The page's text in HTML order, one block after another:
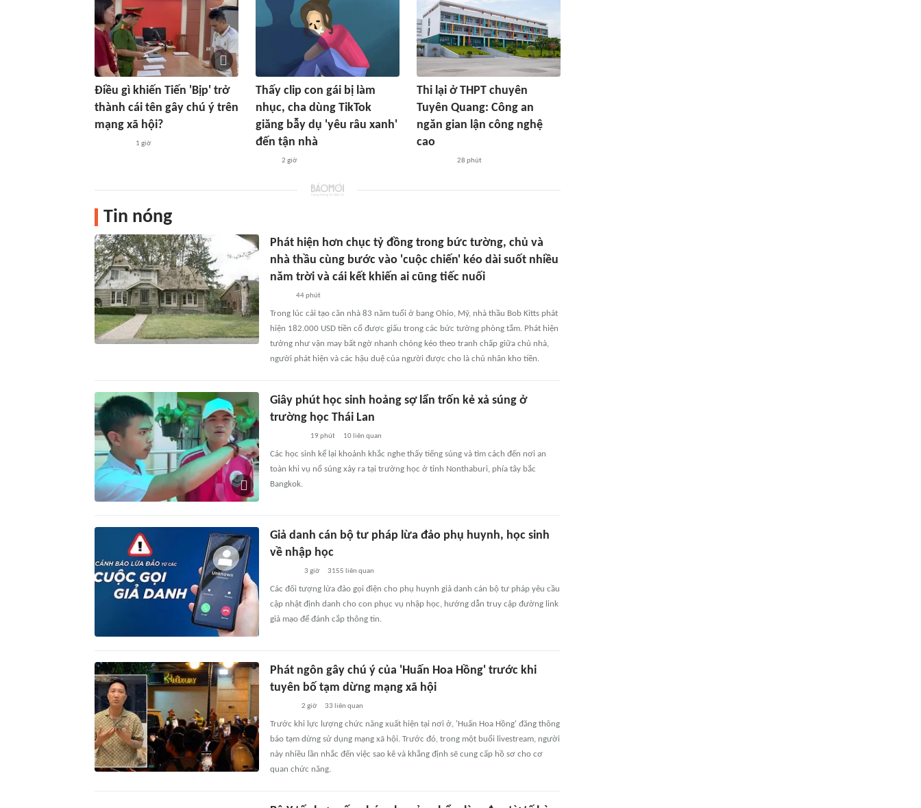
Điều gì khiến Tiến 'Bịp' trở
thành cái tên gây chú ý trên
mạng xã hội?
1 giờ
Thấy clip con gái bị làm
nhục, cha dùng TikTok
giăng bẫy dụ 'yêu râu xanh'
đến tận nhà
2 giờ
Thi lại ở THPT chuyên
Tuyên Quang: Công an
ngăn gian lận công nghệ
cao
28 phút
Tin nóng
Phát hiện hơn chục tỷ đồng trong bức tường, chủ và
nhà thầu cùng bước vào 'cuộc chiến' kéo dài suốt nhiều
năm trời và cái kết khiến ai cũng tiếc nuối
44 phút
Trong lúc cải tạo căn nhà 83 năm tuổi ở bang Ohio, Mỹ, nhà thầu Bob Kitts phát
hiện 182.000 USD tiền cổ được giấu trong các bức tường phòng tắm. Phát hiện
tưởng như vận may bất ngờ nhanh chóng kéo theo tranh chấp giữa chủ nhà,
người phát hiện và các hậu duệ của người được cho là chủ nhân kho tiền.
Giây phút học sinh hoảng sợ lẩn trốn kẻ xả súng ở
trường học Thái Lan
19 phút 10liên quan
Các học sinh kể lại khoảnh khắc nghe thấy tiếng súng và tìm cách đến nơi an
toàn khi vụ nổ súng xảy ra tại trường học ở tỉnh Nonthaburi, phía tây bắc
Bangkok.
Giả danh cán bộ tư pháp lừa đảo phụ huynh, học sinh
về nhập học
3 giờ 3155 liên quan
Các đối tượng lừa đảo gọi điện cho phụ huynh giả danh cán bộ tư pháp yêu cầu
cập nhật định danh cho con phục vụ nhập học, hướng dẫn truy cập đường link
giả mạo để đánh cắp thông tin.
Phát ngôn gây chú ý của 'Huấn Hoa Hồng' trước khi
tuyên bố tạm dừng mạng xã hội
2 giờ 33 liên quan
Trước khi lực lượng chức năng xuất hiện tại nơi ở, 'Huấn Hoa Hồng' đăng thông
báo tạm dừng sử dụng mạng xã hội. Trước đó, trong một buổi livestream, người
này nhiều lần nhắc đến việc sao kê và khẳng định sẽ cung cấp hồ sơ cho cơ
quan chức năng.